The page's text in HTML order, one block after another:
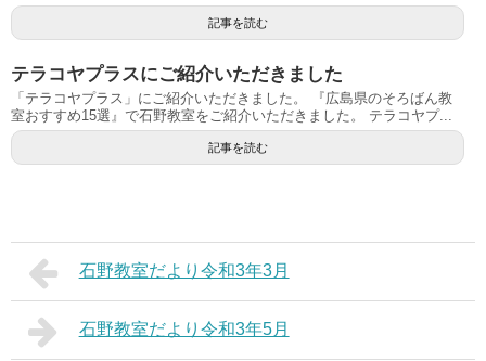
記事を読む
テラコヤプラスにご紹介いただきました
「テラコヤプラス」にご紹介いただきました。 『広島県のそろばん教
室おすすめ15選』で石野教室をご紹介いただきました。 テラコヤプ...
記事を読む
石野教室だより令和3年3月
石野教室だより令和3年5月